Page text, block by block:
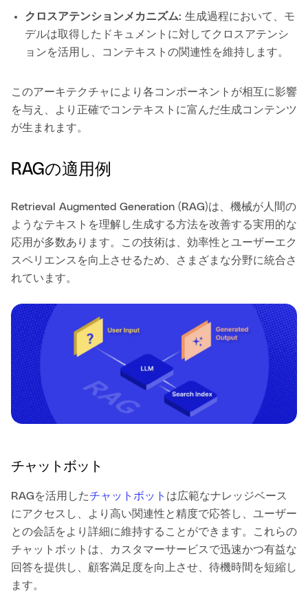
クロスアテンションメカニズム: 生成過程において、モ
デルは取得したドキュメントに対してクロスアテンシ
ョンを活用し、コンテキストの関連性を維持します。
このアーキテクチャにより各コンポーネントが相互に影響
を与え、より正確でコンテキストに富んだ生成コンテンツ
が生まれます。
RAGの適用例
Retrieval Augmented Generation (RAG)は、機械が人間の
ようなテキストを理解し生成する方法を改善する実用的な
応用が多数あります。この技術は、効率性とユーザーエク
スペリエンスを向上させるため、さまざまな分野に統合さ
れています。
チャットボット
RAGを活用したチャットボット は広範なナレッジベース
にアクセスし、より高い関連性と精度で応答し、ユーザー
との会話をより詳細に維持することができます。これらの
チャットボットは、カスタマーサービスで迅速かつ有益な
回答を提供し、顧客満足度を向上させ、待機時間を短縮し
ます。